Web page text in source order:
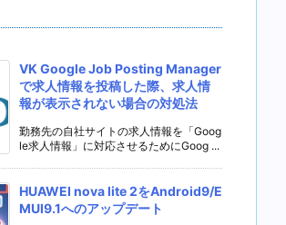
VK Google Job Posting Manager
で求人情報を投稿した際、求人情
報が表示されない場合の対処法
勤務先の自社サイトの求人情報を「Goog
le求人情報」に対応させるためにGoog ...
HUAWEI nova lite 2をAndroid9/E
MUI9.1へのアップデート